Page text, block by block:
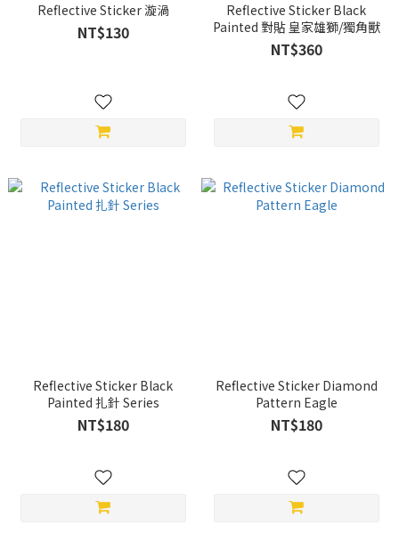
Reflective Sticker 漩渦
NT$130
Reflective Sticker Black
Painted 對貼 皇家雄獅/獨角獸
NT$360
Reflective Sticker Black
Painted 扎針 Series
NT$180
Reflective Sticker Diamond
Pattern Eagle
NT$180